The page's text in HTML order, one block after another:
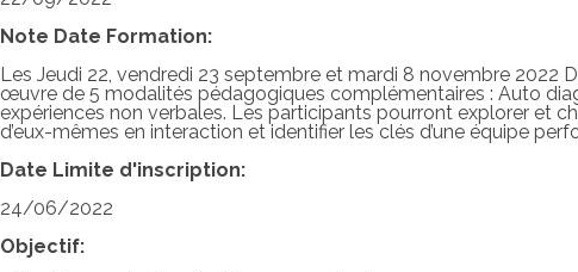
Note Date Formation:
Les Jeudi 22, vendredi 23 septembre et mardi 8 novembre 2022
œuvre de 5 modalités pédagogiques complémentaires : Auto
expériences non verbales. Les participants pourront explorer et
d’eux-mêmes en interaction et identifier les clés d’une équipe
Date Limite d'inscription:
24/06/2022
Objectif: